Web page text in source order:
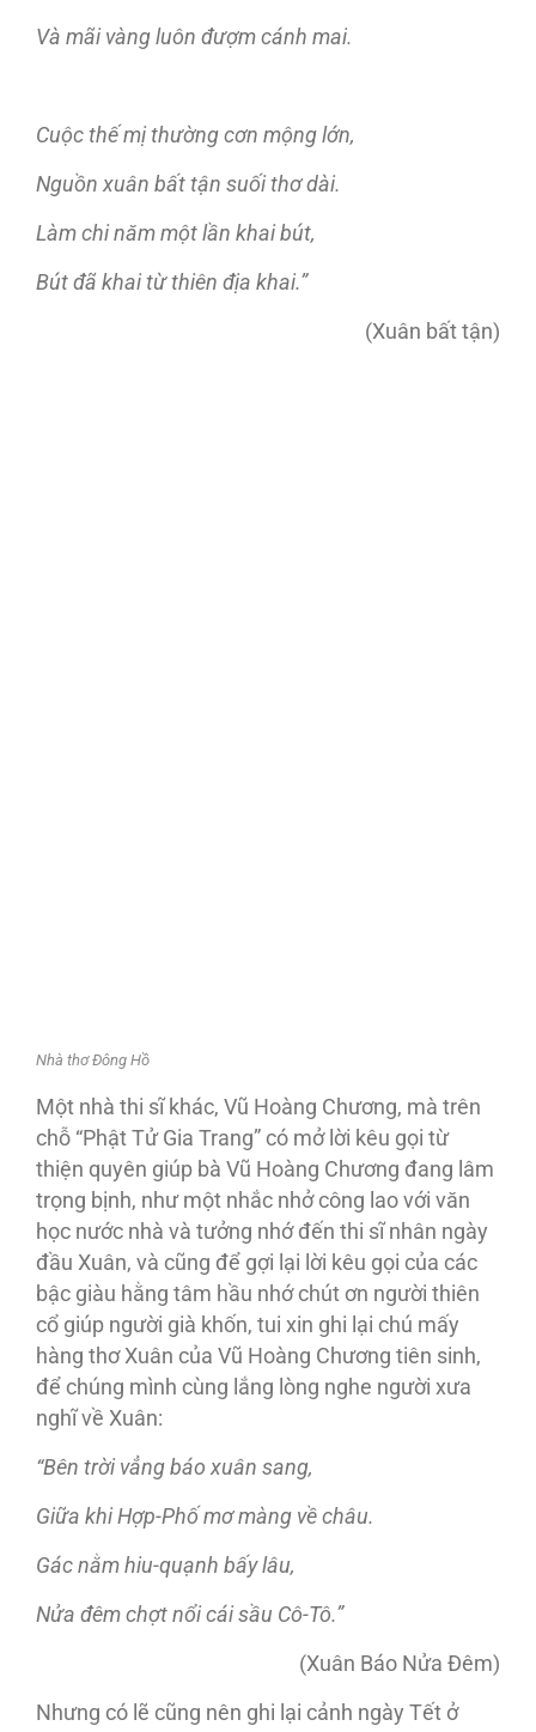
Và mãi vàng luôn đượm cánh mai.
Cuộc thế mị thường cơn mộng lớn,
Nguồn xuân bất tận suối thơ dài.
Làm chi năm một lần khai bút,
Bút đã khai từ thiên địa khai.”
(Xuân bất tận)
Nhà thơ Đông Hồ
Một nhà thi sĩ khác, Vũ Hoàng Chương, mà trên
chỗ “Phật Tử Gia Trang” có mở lời kêu gọi từ
thiện quyên giúp bà Vũ Hoàng Chương đang lâm
trọng bịnh, như một nhắc nhở công lao với văn
học nước nhà và tưởng nhớ đến thi sĩ nhân ngày
đầu Xuân, và cũng để gợi lại lời kêu gọi của các
bậc giàu hằng tâm hầu nhớ chút ơn người thiên
cổ giúp người già khốn, tui xin ghi lại chú mấy
hàng thơ Xuân của Vũ Hoàng Chương tiên sinh,
để chúng mình cùng lắng lòng nghe người xưa
nghĩ về Xuân:
“Bên trời vẳng báo xuân sang,
Giữa khi Hợp-Phố mơ màng về châu.
Gác nằm hiu-quạnh bấy lâu,
Nửa đêm chợt nổi cái sầu Cô-Tô.”
(Xuân Báo Nửa Đêm)
Nhưng có lẽ cũng nên ghi lại cảnh ngày Tết ở